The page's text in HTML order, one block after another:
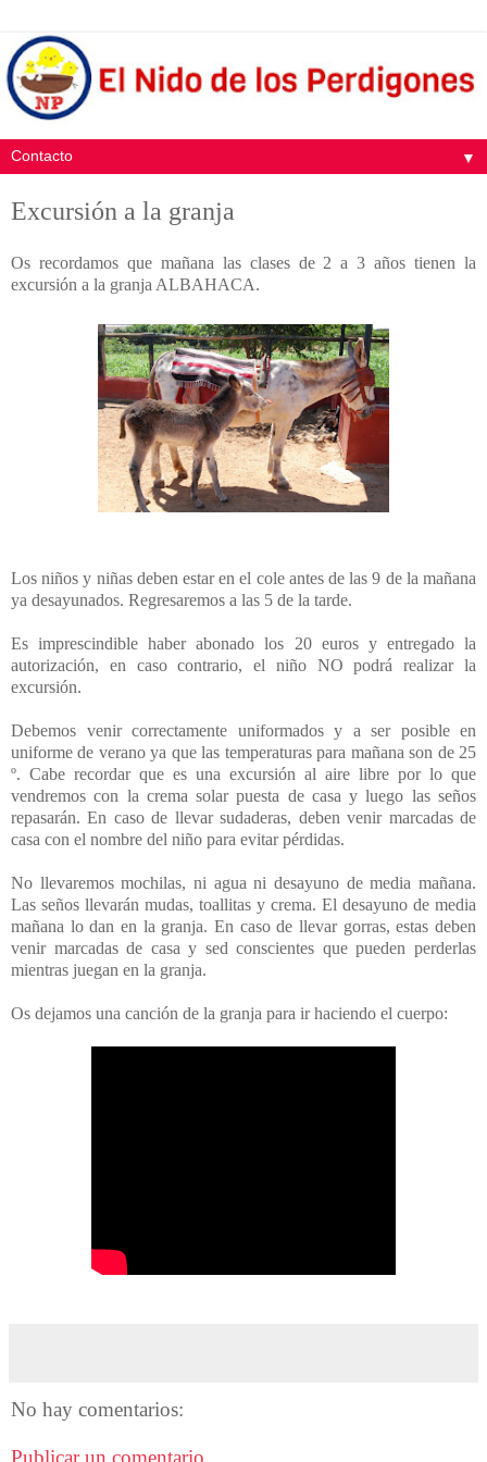
▼
Excursión a la granja
Os recordamos que mañana las clases de 2 a 3 años tienen la
excursión a la granja ALBAHACA.
Los niños y niñas deben estar en el cole antes de las 9 de la mañana
ya desayunados. Regresaremos a las 5 de la tarde.
Es imprescindible haber abonado los 20 euros y entregado la
autorización, en caso contrario, el niño NO podrá realizar la
excursión.
Debemos venir correctamente uniformados y a ser posible en
uniforme de verano ya que las temperaturas para mañana son de 25
º. Cabe recordar que es una excursión al aire libre por lo que
vendremos con la crema solar puesta de casa y luego las seños
repasarán. En caso de llevar sudaderas, deben venir marcadas de
casa con el nombre del niño para evitar pérdidas.
No llevaremos mochilas, ni agua ni desayuno de media mañana.
Las seños llevarán mudas, toallitas y crema. El desayuno de media
mañana lo dan en la granja. En caso de llevar gorras, estas deben
venir marcadas de casa y sed conscientes que pueden perderlas
mientras juegan en la granja.
Os dejamos una canción de la granja para ir haciendo el cuerpo:
No hay comentarios:
Publicar un comentario